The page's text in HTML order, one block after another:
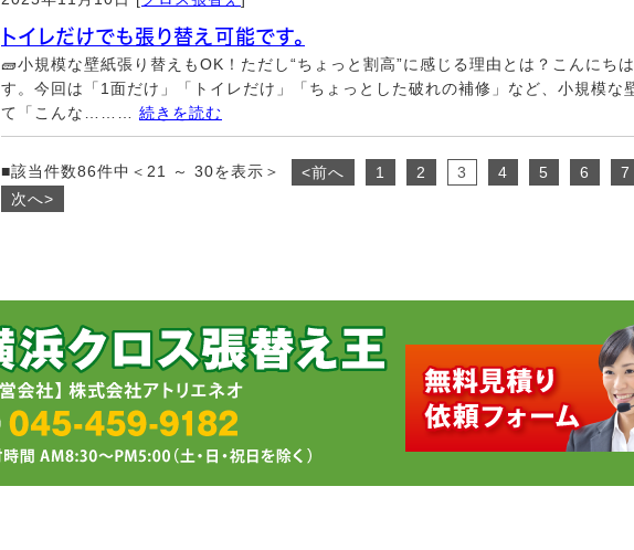
トイレだけでも張り替え可能です。
🧱小規模な壁紙張り替えもOK！ただし“ちょっと割高”に感じる理由とは？こんにち
す。今回は「1面だけ」「トイレだけ」「ちょっとした破れの補修」など、小規模な
て「こんな……… 続きを読む
■該当件数86件中＜21 ～ 30を表示＞ <前へ 1 2 3 4 5 6 7
次へ>